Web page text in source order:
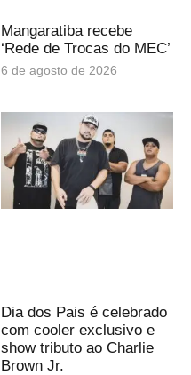
Mangaratiba recebe
‘Rede de Trocas do MEC’
6 de agosto de 2026
Dia dos Pais é celebrado
com cooler exclusivo e
show tributo ao Charlie
Brown Jr.